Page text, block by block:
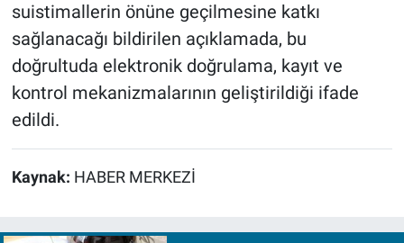
suistimallerin önüne geçilmesine katkı
sağlanacağı bildirilen açıklamada, bu
doğrultuda elektronik doğrulama, kayıt ve
kontrol mekanizmalarının geliştirildiği ifade
edildi.
Kaynak: HABER MERKEZİ